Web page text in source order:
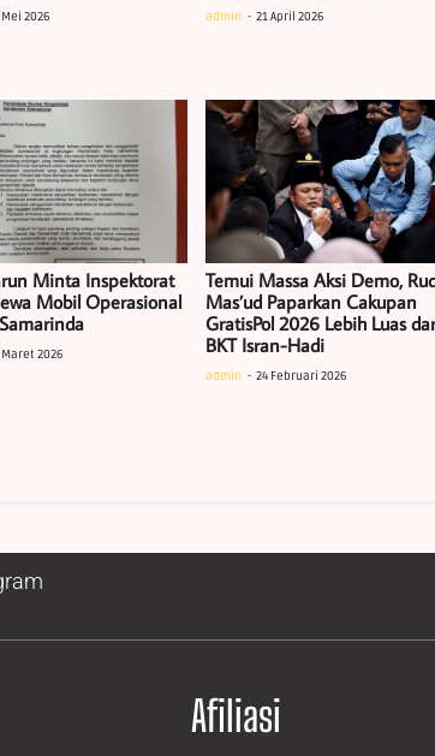
Mei 2026 admin 21 April 2026
Minta Inspektorat
Mobil Operasional
Maret 2026
Temui Massa Aksi Demo,
Mas’ud Paparkan Cakupan
GratisPol 2026 Lebih Luas
BKT Isran-Hadi
admin 24 Februari 2026
Afiliasi